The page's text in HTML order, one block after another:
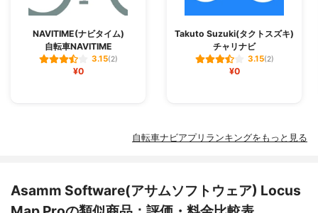
NAVITIME(ナビタイム)
自転車NAVITIME
3.15(2)
¥0
Takuto Suzuki(タクトスズキ)
チャリナビ
3.15(2)
¥0
自転車ナビアプリランキングをもっと見る
Asamm Software(アサムソフトウェア) Locus